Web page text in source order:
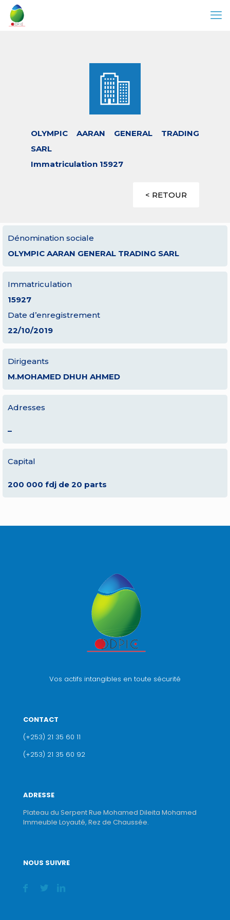
OLYMPIC AARAN GENERAL TRADING
SARL
Immatriculation 15927
< RETOUR
Dénomination sociale
OLYMPIC AARAN GENERAL TRADING SARL
Immatriculation
15927
Date d’enregistrement
22/10/2019
Dirigeants
M.MOHAMED DHUH AHMED
Adresses
–
Capital
200 000 fdj de 20 parts
Vos actifs intangibles en toute sécurité
CONTACT
(+253) 21 35 60 11
(+253) 21 35 60 92
ADRESSE
Plateau du Serpent Rue Mohamed Dileita Mohamed
Immeuble Loyauté, Rez de Chaussée.
NOUS SUIVRE